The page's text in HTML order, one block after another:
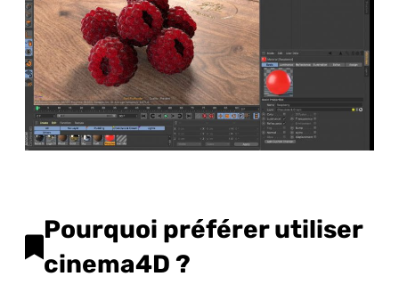
Pourquoi préférer utiliser
cinema4D ?